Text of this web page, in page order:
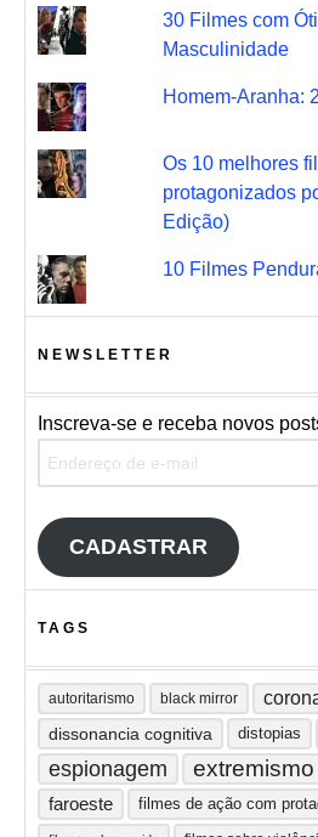
30 Filmes com
Masculinidade
Homem-Aranha:
Os 10 melhores
protagonizados
Edição)
10 Filmes
NEWSLETTER
Inscreva-se e receba novos
CADASTRAR
TAGS
autoritarismo black mirror
dissonancia cognitiva distopias
espionagem extremismo
faroeste filmes de ação com